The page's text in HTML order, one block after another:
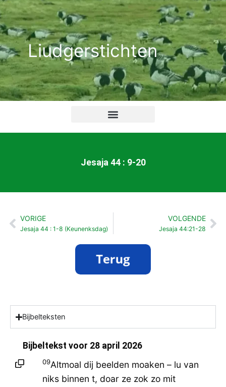
Ga
naar
de
inhoudLiudgerstichten
Jesaja 44 : 9-20
Vorige
VORIGE
Jesaja 44 : 1-8 (Keunenksdag)
VOLGENDE
Jesaja 44:21-28
Bijbelteksten
Bijbeltekst voor 28 april 2026
09Altmoal dij beelden moaken – lu van
niks binnen t, doar ze zok zo mit